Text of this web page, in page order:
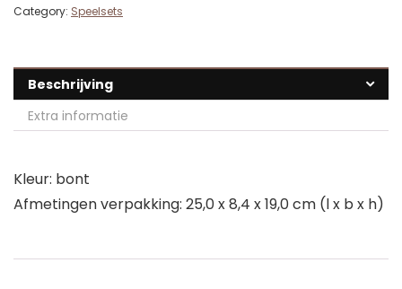
Category: Speelsets
Beschrijving
Extra informatie
Kleur: bont
Afmetingen verpakking: 25,0 x 8,4 x 19,0 cm (l x b x h)